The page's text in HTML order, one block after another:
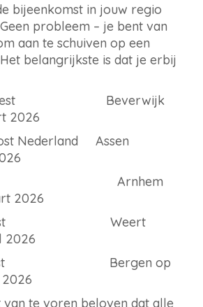
bijeenkomst in jouw regio
probleem – je bent van
aan te schuiven op een
belangrijkste is dat je erbij
west Beverwijk
oost Nederland Assen
Arnhem
oost Weert
west Bergen op
van te voren beloven dat alle